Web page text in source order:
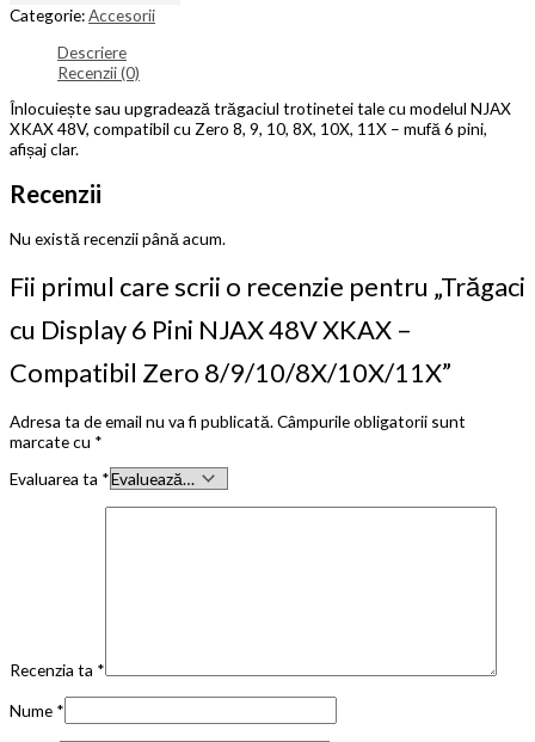
Categorie:Accesorii
Descriere
Recenzii (0)
Înlocuiește sau upgradează trăgaciul trotinetei tale cu modelul NJAX
XKAX 48V, compatibil cu Zero 8, 9, 10, 8X, 10X, 11X – mufă 6 pini,
afișaj clar.
Recenzii
Nu există recenzii până acum.
Fii primul care scrii o recenzie pentru „Trăgaci
cu Display 6 Pini NJAX 48V XKAX –
Compatibil Zero 8/9/10/8X/10X/11X”
Adresa ta de email nu va fi publicată.Câmpurile obligatorii sunt
marcate cu *
Evaluarea ta *
Recenzia ta *
Nume *